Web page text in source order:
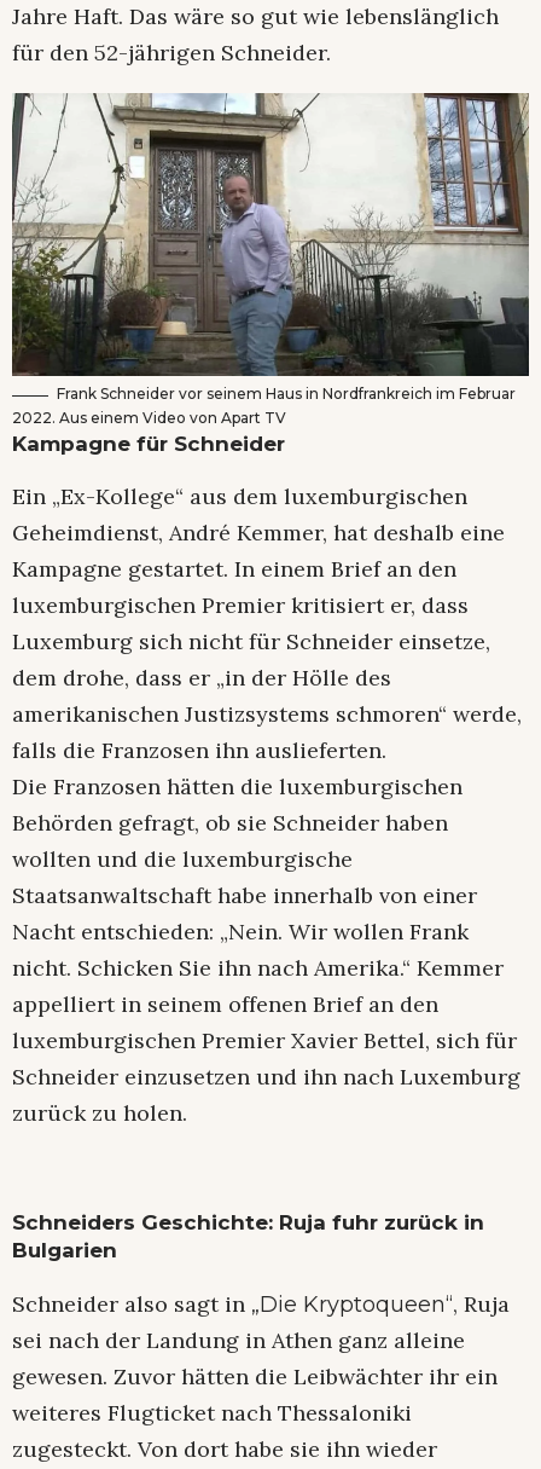
Jahre Haft. Das wäre so gut wie lebenslänglich
für den 52-jährigen Schneider.
Frank Schneider vor seinem Haus in Nordfrankreich im Februar
2022. Aus einem Video von Apart TV
Kampagne für Schneider
Ein „Ex-Kollege“ aus dem luxemburgischen
Geheimdienst, André Kemmer, hat deshalb eine
Kampagne gestartet. In einem Brief an den
luxemburgischen Premier kritisiert er, dass
Luxemburg sich nicht für Schneider einsetze,
dem drohe, dass er „in der Hölle des
amerikanischen Justizsystems schmoren“ werde,
falls die Franzosen ihn auslieferten.
Die Franzosen hätten die luxemburgischen
Behörden gefragt, ob sie Schneider haben
wollten und die luxemburgische
Staatsanwaltschaft habe innerhalb von einer
Nacht entschieden: „Nein. Wir wollen Frank
nicht. Schicken Sie ihn nach Amerika.“ Kemmer
appelliert in seinem offenen Brief an den
luxemburgischen Premier Xavier Bettel, sich für
Schneider einzusetzen und ihn nach Luxemburg
zurück zu holen.
Schneiders Geschichte: Ruja fuhr zurück in
Bulgarien
Schneider also sagt in „Die Kryptoqueen“, Ruja
sei nach der Landung in Athen ganz alleine
gewesen. Zuvor hätten die Leibwächter ihr ein
weiteres Flugticket nach Thessaloniki
zugesteckt. Von dort habe sie ihn wieder